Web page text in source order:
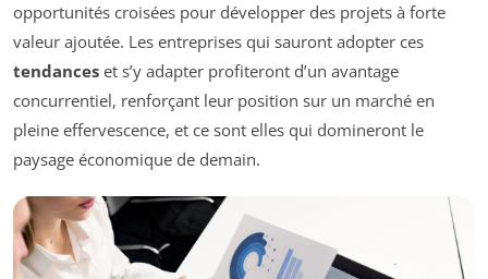
opportunités croisées pour développer des projets à forte
valeur ajoutée. Les entreprises qui sauront adopter ces
tendances et s’y adapter profiteront d’un avantage
concurrentiel, renforçant leur position sur un marché en
pleine effervescence, et ce sont elles qui domineront le
paysage économique de demain.